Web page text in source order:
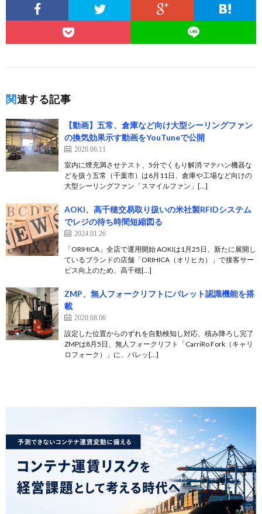
関連する記事
【動画】五常、倉庫など向け大型シーリングファン
の換気効果示す動画をYouTuneで公開
2020.06.11
室内に煙充満させテスト、5分でくもり解消 マテハン機器な
どを扱う五常（千葉市）は6月11日、倉庫や工場など向けの
大型シーリングファン「スマイルファン」[…]
AOKI、高千穂交易取り扱いの米社製RFIDシステム
でレジの待ち時間短縮図る
2024.01.26
「ORIHICA」全店で運用開始 AOKIは1月25日、新たに展開し
ているブランドの店舗「ORIHICA（オリヒカ）」で接客サー
ビス向上のため、高千穂[…]
ZMP、無人フォークリフトにパレット認識機能を搭
載
2020.08.06
設定した位置からのずれを自動検知し対応、積み降ろし完了
ZMPは8月5日、無人フォークリフト「CarriRo Fork（キャリ
ロフォーク）」に、パレッ[…]